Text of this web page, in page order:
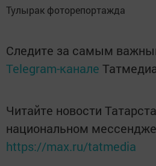
Тулырак фоторепортажда
Следите за самым
Telegram-канале
Читайте новости
национальном
https://max.ru/tatmedia